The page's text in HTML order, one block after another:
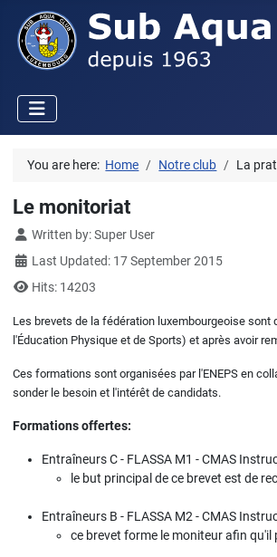
You are here: Home Notre club La
Le monitoriat
Details
Written by:Super User
Last Updated: 17 September 2015
Hits: 14203
Les brevets de la fédération luxembourgeoise sont
l'Éducation Physique et de Sports) et après avoir
Ces formations sont organisées par l'ENEPS en
sonder le besoin et l'intérêt de candidats.
Formations offertes:
Entraîneurs C - FLASSA M1 - CMAS
le but principal de ce brevet est de
Entraîneurs B - FLASSA M2 - CMAS
ce brevet forme le moniteur afin